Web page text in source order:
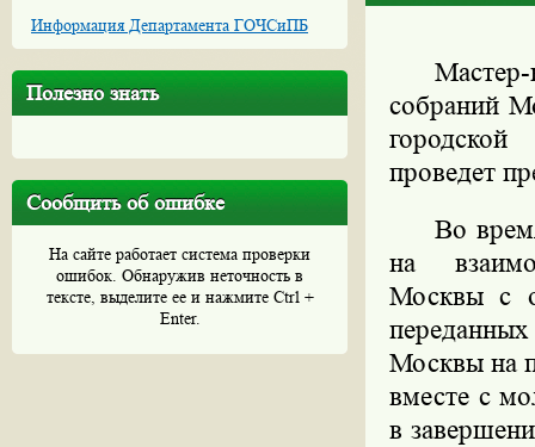
Информация Департамента ГОЧСиПБ
Полезно знать
Сообщить об ошибке
На сайте работает система проверки
ошибок. Обнаружив неточность в
тексте, выделите ее и нажмите Ctrl +
Enter.
собраний
проведет
Во
на
Москвы с
Москвы на
вместе с
в